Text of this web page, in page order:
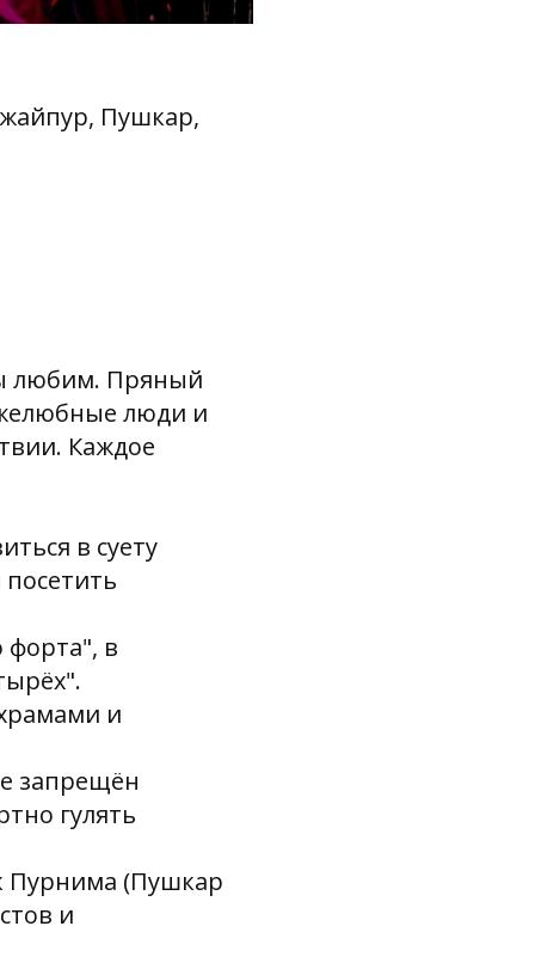
Пушкар,
любим. Пряный
люди и
Каждое
в суету
форта", в
и
запрещён
гулять
Пурнима (Пушкар
и